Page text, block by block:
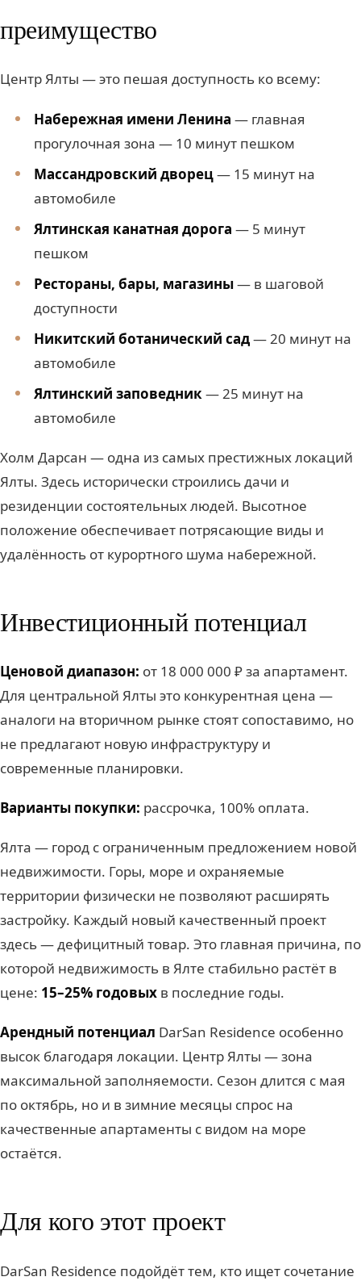
преимущество
Центр Ялты — это пешая доступность ко всему:
Набережная имени Ленина — главная
прогулочная зона — 10 минут пешком
Массандровский дворец— 15 минут на
автомобиле
Ялтинская канатная дорога — 5 минут
пешком
Рестораны, бары, магазины— в шаговой
доступности
Никитский ботанический сад— 20 минут на
автомобиле
Ялтинский заповедник — 25 минут на
автомобиле
Холм Дарсан — одна из самых престижных локаций
Ялты. Здесь исторически строились дачи и
резиденции состоятельных людей. Высотное
положение обеспечивает потрясающие виды и
удалённость от курортного шума набережной.
Инвестиционный потенциал
Ценовой диапазон: от 18 000 000 ₽ за апартамент.
Для центральной Ялты это конкурентная цена —
аналоги на вторичном рынке стоят сопоставимо, но
не предлагают новую инфраструктуру и
современные планировки.
Варианты покупки: рассрочка, 100% оплата.
Ялта — город с ограниченным предложением новой
недвижимости. Горы, море и охраняемые
территории физически не позволяют расширять
застройку. Каждый новый качественный проект
здесь — дефицитный товар. Это главная причина, по
которой недвижимость в Ялте стабильно растёт в
цене: 15–25% годовых в последние годы.
Арендный потенциал DarSan Residence особенно
высок благодаря локации. Центр Ялты — зона
максимальной заполняемости. Сезон длится с мая
по октябрь, но и в зимние месяцы спрос на
качественные апартаменты с видом на море
остаётся.
Для кого этот проект
DarSan Residence подойдёт тем, кто ищет сочетание